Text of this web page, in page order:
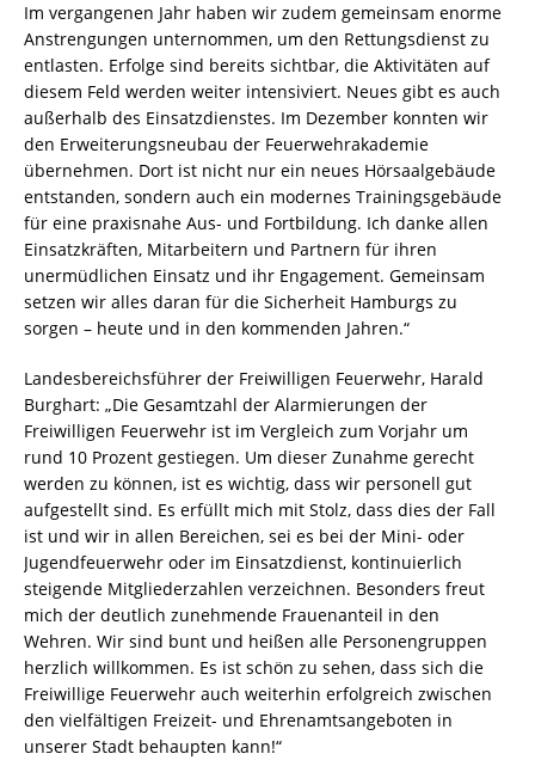
Im vergangenen Jahr haben wir zudem gemeinsam enorme
Anstrengungen unternommen, um den Rettungsdienst zu
entlasten. Erfolge sind bereits sichtbar, die Aktivitäten auf
diesem Feld werden weiter intensiviert. Neues gibt es auch
außerhalb des Einsatzdienstes. Im Dezember konnten wir
den Erweiterungsneubau der Feuerwehrakademie
übernehmen. Dort ist nicht nur ein neues Hörsaalgebäude
entstanden, sondern auch ein modernes Trainingsgebäude
für eine praxisnahe Aus- und Fortbildung. Ich danke allen
Einsatzkräften, Mitarbeitern und Partnern für ihren
unermüdlichen Einsatz und ihr Engagement. Gemeinsam
setzen wir alles daran für die Sicherheit Hamburgs zu
sorgen – heute und in den kommenden Jahren.“
Landesbereichsführer der Freiwilligen Feuerwehr, Harald
Burghart: „Die Gesamtzahl der Alarmierungen der
Freiwilligen Feuerwehr ist im Vergleich zum Vorjahr um
rund 10 Prozent gestiegen. Um dieser Zunahme gerecht
werden zu können, ist es wichtig, dass wir personell gut
aufgestellt sind. Es erfüllt mich mit Stolz, dass dies der Fall
ist und wir in allen Bereichen, sei es bei der Mini- oder
Jugendfeuerwehr oder im Einsatzdienst, kontinuierlich
steigende Mitgliederzahlen verzeichnen. Besonders freut
mich der deutlich zunehmende Frauenanteil in den
Wehren. Wir sind bunt und heißen alle Personengruppen
herzlich willkommen. Es ist schön zu sehen, dass sich die
Freiwillige Feuerwehr auch weiterhin erfolgreich zwischen
den vielfältigen Freizeit- und Ehrenamtsangeboten in
unserer Stadt behaupten kann!“